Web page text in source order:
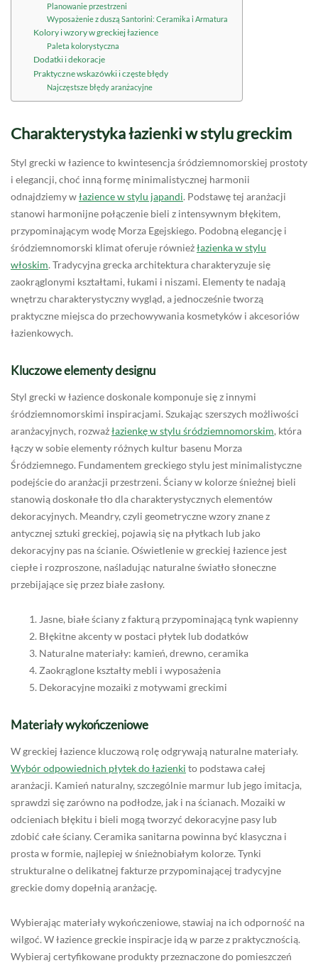
Planowanie przestrzeni
Wyposażenie z duszą Santorini: Ceramika i Armatura
Kolory i wzory w greckiej łazience
Paleta kolorystyczna
Dodatki i dekoracje
Praktyczne wskazówki i częste błędy
Najczęstsze błędy aranżacyjne
Charakterystyka łazienki w stylu greckim
Styl grecki w łazience to kwintesencja śródziemnomorskiej prostoty
i elegancji, choć inną formę minimalistycznej harmonii
odnajdziemy włazience w stylu japandi. Podstawę tej aranżacji
stanowi harmonijne połączenie bieli z intensywnym błękitem,
przypominającym wodę Morza Egejskiego. Podobną elegancję i
śródziemnomorski klimat oferuje równieżłazienka w stylu
włoskim. Tradycyjna grecka architektura charakteryzuje się
zaokrąglonymi kształtami, łukami i niszami. Elementy te nadają
wnętrzu charakterystyczny wygląd, a jednocześnie tworzą
praktyczne miejsca do przechowywania kosmetyków i akcesoriów
łazienkowych.
Kluczowe elementy designu
Styl grecki w łazience doskonale komponuje się z innymi
śródziemnomorskimi inspiracjami. Szukając szerszych możliwości
aranżacyjnych, rozważłazienkę w stylu śródziemnomorskim, która
łączy w sobie elementy różnych kultur basenu Morza
Śródziemnego. Fundamentem greckiego stylu jest minimalistyczne
podejście do aranżacji przestrzeni. Ściany w kolorze śnieżnej bieli
stanowią doskonałe tło dla charakterystycznych elementów
dekoracyjnych. Meandry, czyli geometryczne wzory znane z
antycznej sztuki greckiej, pojawią się na płytkach lub jako
dekoracyjny pas na ścianie. Oświetlenie w greckiej łazience jest
ciepłe i rozproszone, naśladując naturalne światło słoneczne
przebijające się przez białe zasłony.
Jasne, białe ściany z fakturą przypominającą tynk wapienny
Błękitne akcenty w postaci płytek lub dodatków
Naturalne materiały: kamień, drewno, ceramika
Zaokrąglone kształty mebli i wyposażenia
Dekoracyjne mozaiki z motywami greckimi
Materiały wykończeniowe
W greckiej łazience kluczową rolę odgrywają naturalne materiały.
Wybór odpowiednich płytek do łazienki to podstawa całej
aranżacji. Kamień naturalny, szczególnie marmur lub jego imitacja,
sprawdzi się zarówno na podłodze, jak i na ścianach. Mozaiki w
odcieniach błękitu i bieli mogą tworzyć dekoracyjne pasy lub
zdobić całe ściany. Ceramika sanitarna powinna być klasyczna i
prosta w formie, najlepiej w śnieżnobiałym kolorze. Tynki
strukturalne o delikatnej fakturze przypominającej tradycyjne
greckie domy dopełnią aranżację.
Wybierając materiały wykończeniowe, stawiaj na ich odporność na
wilgoć. W łazience greckie inspiracje idą w parze z praktycznością.
Wybieraj certyfikowane produkty przeznaczone do pomieszczeń